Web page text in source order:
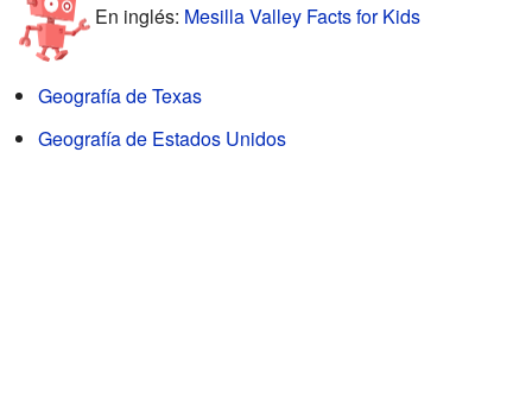
En inglés: Mesilla Valley Facts for Kids
Geografía de Texas
Geografía de Estados Unidos